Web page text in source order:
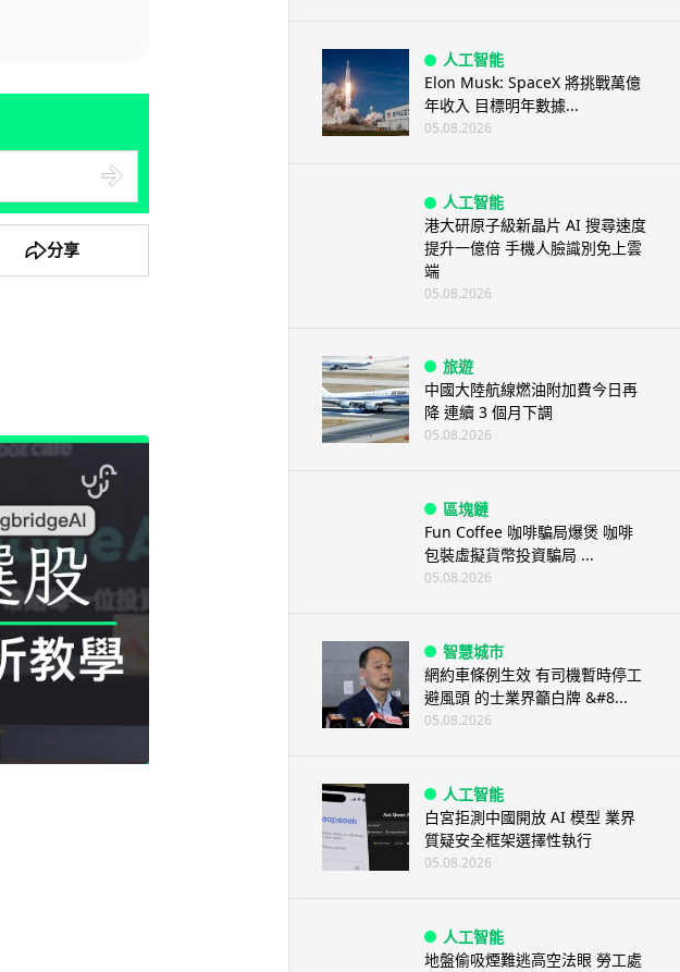
分享
人工智能
Elon Musk: SpaceX 將挑戰萬億
年收入 目標明年數據...
05.08.2026
人工智能
港大研原子級新晶片 AI 搜尋速度
提升一億倍 手機人臉識別免上雲
端
05.08.2026
旅遊
中國大陸航線燃油附加費今日再
降 連續 3 個月下調
05.08.2026
區塊鏈
Fun Coffee 咖啡騙局爆煲 咖啡
包裝虛擬貨幣投資騙局 ...
05.08.2026
智慧城市
網約車條例生效 有司機暫時停工
避風頭 的士業界籲白牌 &#8...
05.08.2026
人工智能
白宮拒測中國開放 AI 模型 業界
質疑安全框架選擇性執行
05.08.2026
人工智能
地盤偷吸煙難逃高空法眼 勞工處